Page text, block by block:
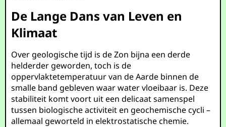
De Lange Dans van Leven en
Klimaat
Over geologische tijd is de Zon bijna een derde
helderder geworden, toch is de
oppervlaktetemperatuur van de Aarde binnen de
smalle band gebleven waar water vloeibaar is. Deze
stabiliteit komt voort uit een delicaat samenspel
tussen biologische activiteit en geochemische cycli –
allemaal geworteld in elektrostatische chemie.